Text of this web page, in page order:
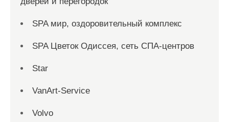
SPA мир, оздоровительный комплекс
SPA Цветок Одиссея, сеть СПА-центров
Star
VanArt-Service
Volvo